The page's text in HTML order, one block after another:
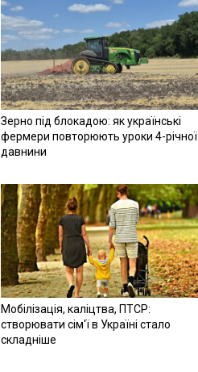
Зерно під блокадою: як українські
фермери повторюють уроки 4-річної
давнини
Мобілізація, каліцтва, ПТСР:
створювати сім'ї в Україні стало
складніше